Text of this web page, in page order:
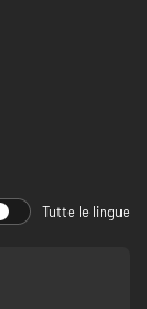
Tutte le lingue